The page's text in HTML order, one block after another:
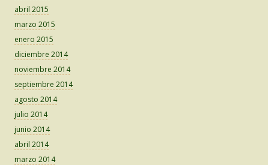
abril 2015
marzo 2015
enero 2015
diciembre 2014
noviembre 2014
septiembre 2014
agosto 2014
julio 2014
junio 2014
abril 2014
marzo 2014